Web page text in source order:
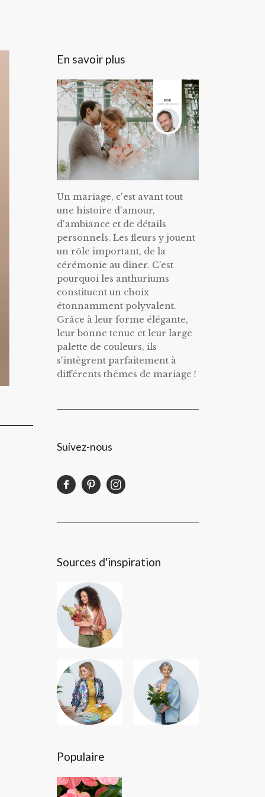
En savoir plus
Un mariage, c'est avant tout
une histoire d'amour,
d'ambiance et de détails
personnels. Les fleurs y jouent
un rôle important, de la
cérémonie au dîner. C’est
pourquoi les anthuriums
constituent un choix
étonnamment polyvalent.
Grâce à leur forme élégante,
leur bonne tenue et leur large
palette de couleurs, ils
s'intègrent parfaitement à
différents thèmes de mariage !
Suivez-nous
Sources d'inspiration
Populaire